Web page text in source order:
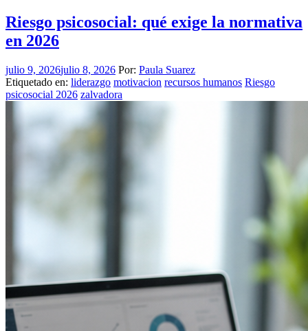
Riesgo psicosocial: qué exige la normativa
en 2026
julio 9, 2026julio 8, 2026 Por: Paula Suarez
Etiquetado en: liderazgo motivacion recursos humanos Riesgo
psicosocial 2026 zalvadora